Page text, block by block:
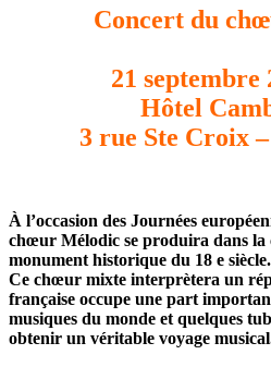
Concert du
21 septembre
Hôtel
3 rue Ste Croix
À l’occasion des Journées
chœur Mélodic se produira dans la
monument historique du 18 e siècle.
Ce chœur mixte interprètera un
française occupe une part
musiques du monde et quelques
obtenir un véritable voyage